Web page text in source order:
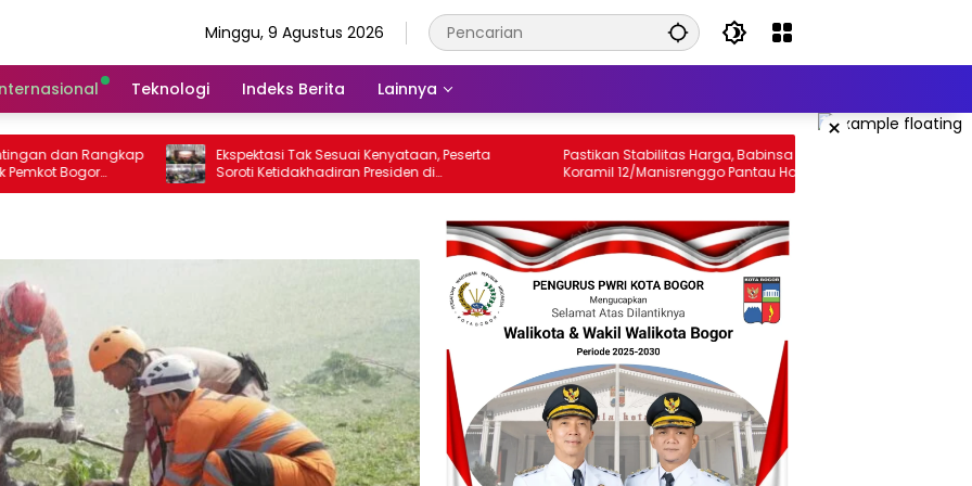
Minggu, 9 Agustus 2026
Teknologi Indeks Berita Lainnya
×
Ekspektasi Tak Sesuai Kenyataan, Peserta
Soroti Ketidakhadiran Presiden di
Kongres Kebudayaan Nusantara
Pastikan Stabilitas Harga, Babinsa
Koramil 12/Manisrenggo Pantau Harga
Sembako Di Pasar Klewer
Babinsa Koramil 12/
Sambangi Peternak Ayam
Dukung Ketahanan